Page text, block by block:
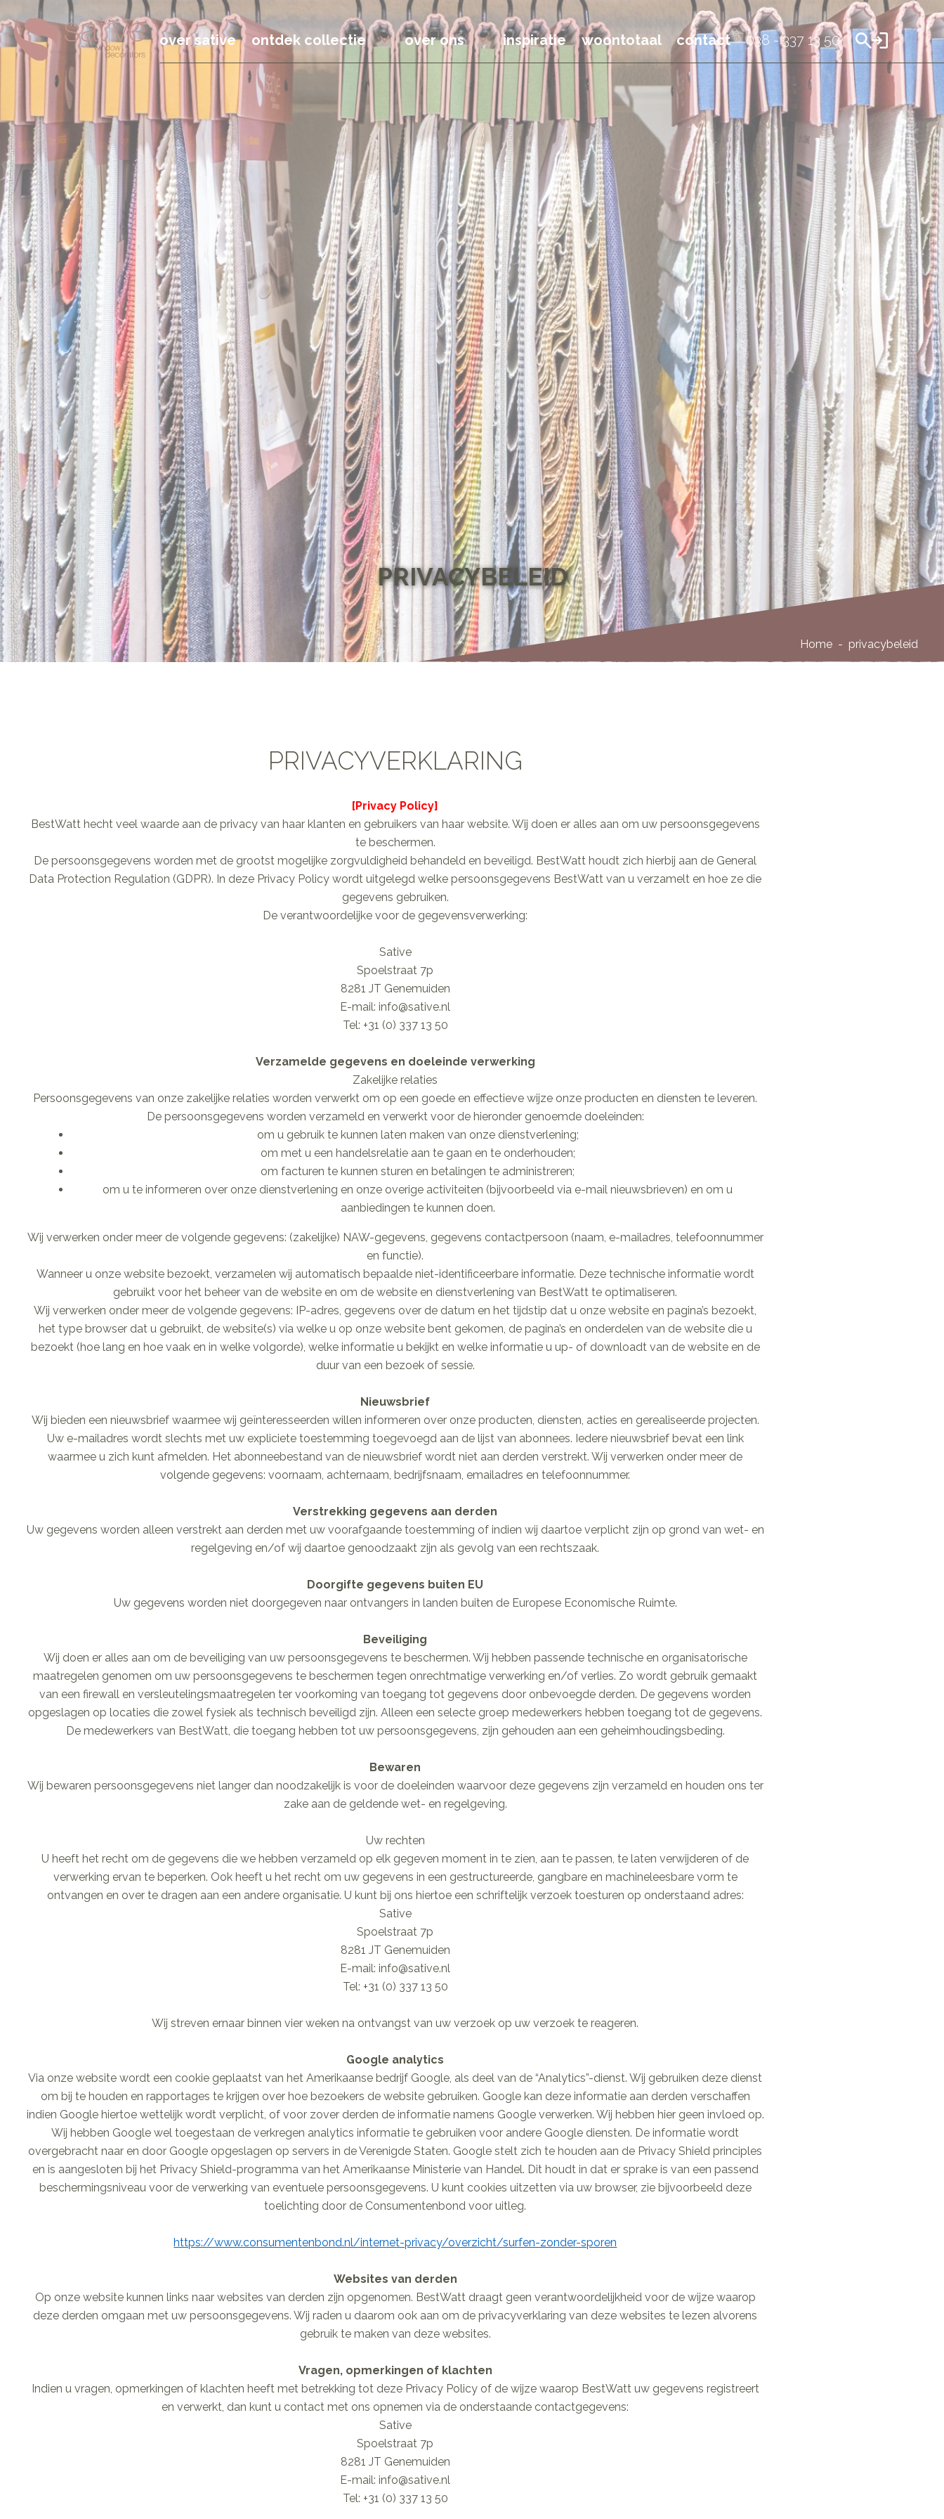
over sative ontdek collectie over ons inspiratie woontotaal contact 038 - 337 13 50
PRIVACYBELEID
Home privacybeleid
PRIVACYVERKLARING
[Privacy Policy]
BestWatt hecht veel waarde aan de privacy van haar klanten en gebruikers van haar website. Wij doen er alles aan om uw persoonsgegevens
te beschermen.
De persoonsgegevens worden met de grootst mogelijke zorgvuldigheid behandeld en beveiligd. BestWatt houdt zich hierbij aan de General
Data Protection Regulation (GDPR). In deze Privacy Policy wordt uitgelegd welke persoonsgegevens BestWatt van u verzamelt en hoe ze die
gegevens gebruiken.
De verantwoordelijke voor de gegevensverwerking:
Sative
Spoelstraat 7p
8281 JT Genemuiden
E-mail: info@sative.nl
Tel: +31 (0) 337 13 50
Verzamelde gegevens en doeleinde verwerking
Zakelijke relaties
Persoonsgegevens van onze zakelijke relaties worden verwerkt om op een goede en effectieve wijze onze producten en diensten te leveren.
De persoonsgegevens worden verzameld en verwerkt voor de hieronder genoemde doeleinden:
om u gebruik te kunnen laten maken van onze dienstverlening;
om met u een handelsrelatie aan te gaan en te onderhouden;
om facturen te kunnen sturen en betalingen te administreren;
om u te informeren over onze dienstverlening en onze overige activiteiten (bijvoorbeeld via e-mail nieuwsbrieven) en om u
aanbiedingen te kunnen doen.
Wij verwerken onder meer de volgende gegevens: (zakelijke) NAW-gegevens, gegevens contactpersoon (naam, e-mailadres, telefoonnummer
en functie).
Wanneer u onze website bezoekt, verzamelen wij automatisch bepaalde niet-identificeerbare informatie. Deze technische informatie wordt
gebruikt voor het beheer van de website en om de website en dienstverlening van BestWatt te optimaliseren.
Wij verwerken onder meer de volgende gegevens: IP-adres, gegevens over de datum en het tijdstip dat u onze website en pagina’s bezoekt,
het type browser dat u gebruikt, de website(s) via welke u op onze website bent gekomen, de pagina’s en onderdelen van de website die u
bezoekt (hoe lang en hoe vaak en in welke volgorde), welke informatie u bekijkt en welke informatie u up- of downloadt van de website en de
duur van een bezoek of sessie.
Nieuwsbrief
Wij bieden een nieuwsbrief waarmee wij geïnteresseerden willen informeren over onze producten, diensten, acties en gerealiseerde projecten.
Uw e-mailadres wordt slechts met uw expliciete toestemming toegevoegd aan de lijst van abonnees. Iedere nieuwsbrief bevat een link
waarmee u zich kunt afmelden. Het abonneebestand van de nieuwsbrief wordt niet aan derden verstrekt. Wij verwerken onder meer de
volgende gegevens: voornaam, achternaam, bedrijfsnaam, emailadres en telefoonnummer.
Verstrekking gegevens aan derden
Uw gegevens worden alleen verstrekt aan derden met uw voorafgaande toestemming of indien wij daartoe verplicht zijn op grond van wet- en
regelgeving en/of wij daartoe genoodzaakt zijn als gevolg van een rechtszaak.
Doorgifte gegevens buiten EU
Uw gegevens worden niet doorgegeven naar ontvangers in landen buiten de Europese Economische Ruimte.
Beveiliging
Wij doen er alles aan om de beveiliging van uw persoonsgegevens te beschermen. Wij hebben passende technische en organisatorische
maatregelen genomen om uw persoonsgegevens te beschermen tegen onrechtmatige verwerking en/of verlies. Zo wordt gebruik gemaakt
van een firewall en versleutelingsmaatregelen ter voorkoming van toegang tot gegevens door onbevoegde derden. De gegevens worden
opgeslagen op locaties die zowel fysiek als technisch beveiligd zijn. Alleen een selecte groep medewerkers hebben toegang tot de gegevens.
De medewerkers van BestWatt, die toegang hebben tot uw persoonsgegevens, zijn gehouden aan een geheimhoudingsbeding.
Bewaren
Wij bewaren persoonsgegevens niet langer dan noodzakelijk is voor de doeleinden waarvoor deze gegevens zijn verzameld en houden ons ter
zake aan de geldende wet- en regelgeving.
Uw rechten
U heeft het recht om de gegevens die we hebben verzameld op elk gegeven moment in te zien, aan te passen, te laten verwijderen of de
verwerking ervan te beperken. Ook heeft u het recht om uw gegevens in een gestructureerde, gangbare en machineleesbare vorm te
ontvangen en over te dragen aan een andere organisatie. U kunt bij ons hiertoe een schriftelijk verzoek toesturen op onderstaand adres:
Sative
Spoelstraat 7p
8281 JT Genemuiden
E-mail: info@sative.nl
Tel: +31 (0) 337 13 50
Wij streven ernaar binnen vier weken na ontvangst van uw verzoek op uw verzoek te reageren.
Google analytics
Via onze website wordt een cookie geplaatst van het Amerikaanse bedrijf Google, als deel van de “Analytics”-dienst. Wij gebruiken deze dienst
om bij te houden en rapportages te krijgen over hoe bezoekers de website gebruiken. Google kan deze informatie aan derden verschaffen
indien Google hiertoe wettelijk wordt verplicht, of voor zover derden de informatie namens Google verwerken. Wij hebben hier geen invloed op.
Wij hebben Google wel toegestaan de verkregen analytics informatie te gebruiken voor andere Google diensten. De informatie wordt
overgebracht naar en door Google opgeslagen op servers in de Verenigde Staten. Google stelt zich te houden aan de Privacy Shield principles
en is aangesloten bij het Privacy Shield-programma van het Amerikaanse Ministerie van Handel. Dit houdt in dat er sprake is van een passend
beschermingsniveau voor de verwerking van eventuele persoonsgegevens. U kunt cookies uitzetten via uw browser, zie bijvoorbeeld deze
toelichting door de Consumentenbond voor uitleg.
https://www.consumentenbond.nl/internet-privacy/overzicht/surfen-zonder-sporen
Websites van derden
Op onze website kunnen links naar websites van derden zijn opgenomen. BestWatt draagt geen verantwoordelijkheid voor de wijze waarop
deze derden omgaan met uw persoonsgegevens. Wij raden u daarom ook aan om de privacyverklaring van deze websites te lezen alvorens
gebruik te maken van deze websites.
Vragen, opmerkingen of klachten
Indien u vragen, opmerkingen of klachten heeft met betrekking tot deze Privacy Policy of de wijze waarop BestWatt uw gegevens registreert
en verwerkt, dan kunt u contact met ons opnemen via de onderstaande contactgegevens:
Sative
Spoelstraat 7p
8281 JT Genemuiden
E-mail: info@sative.nl
Tel: +31 (0) 337 13 50